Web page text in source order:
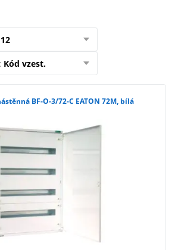
12
: Kód vzest.
BF-O-3/72-C EATON 72M, bílá